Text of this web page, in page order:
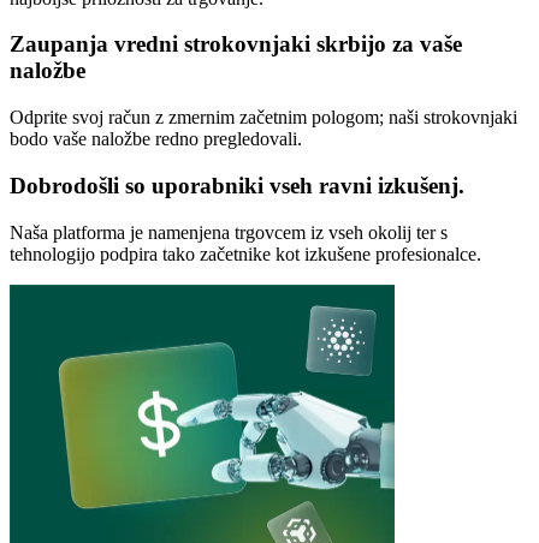
Zaupanja vredni strokovnjaki skrbijo za vaše
naložbe
Odprite svoj račun z zmernim začetnim pologom; naši strokovnjaki
bodo vaše naložbe redno pregledovali.
Dobrodošli so uporabniki vseh ravni izkušenj.
Naša platforma je namenjena trgovcem iz vseh okolij ter s
tehnologijo podpira tako začetnike kot izkušene profesionalce.